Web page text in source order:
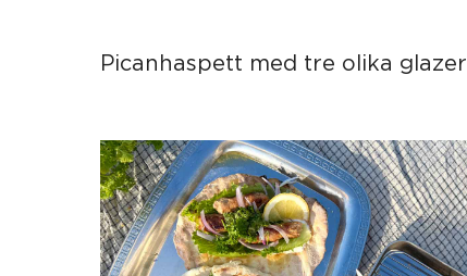
Picanhaspett med tre olika glazer